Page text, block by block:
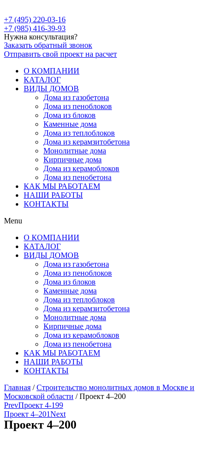
+7 (495) 220-03-16
+7 (985) 416-39-93
Нужна консультация?
Заказать обратный звонок
Отправить свой проект на расчет
О КОМПАНИИ
КАТАЛОГ
ВИДЫ ДОМОВ
Дома из газобетона
Дома из пеноблоков
Дома из блоков
Каменные дома
Дома из теплоблоков
Дома из керамзитобетона
Монолитные дома
Кирпичные дома
Дома из керамоблоков
Дома из пенобетона
КАК МЫ РАБОТАЕМ
НАШИ РАБОТЫ
КОНТАКТЫ
Menu
О КОМПАНИИ
КАТАЛОГ
ВИДЫ ДОМОВ
Дома из газобетона
Дома из пеноблоков
Дома из блоков
Каменные дома
Дома из теплоблоков
Дома из керамзитобетона
Монолитные дома
Кирпичные дома
Дома из керамоблоков
Дома из пенобетона
КАК МЫ РАБОТАЕМ
НАШИ РАБОТЫ
КОНТАКТЫ
Главная /Строительство монолитных домов в Москве и
Московской области / Проект 4–200
PrevПроект 4-199
Проект 4–201Next
Проект 4–200